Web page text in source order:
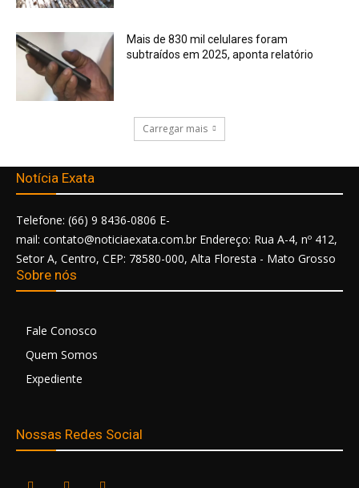
Mais de 830 mil celulares foram
subtraídos em 2025, aponta relatório
Carregar mais
Notícia Exata
Telefone: (66) 9 8436-0806 E-
mail: contato@noticiaexata.com.br Endereço: Rua A-4, nº 412,
Setor A, Centro, CEP: 78580-000, Alta Floresta - Mato Grosso
Sobre nós
Fale Conosco
Quem Somos
Expediente
Nossas Redes Social